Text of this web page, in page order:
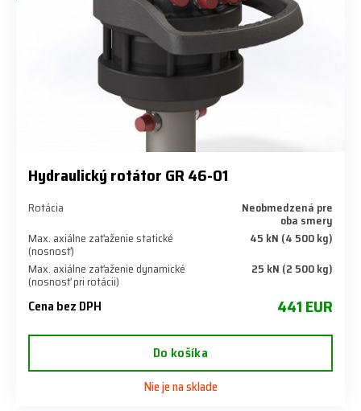
Hydraulický rotátor GR 46-01
Rotácia Neobmedzená pre
oba smery
Max. axiálne zaťaženie statické
(nosnosť)
45 kN (4 500 kg)
Max. axiálne zaťaženie dynamické
(nosnosť pri rotácii)
25 kN (2 500 kg)
Cena bez DPH 441 EUR
Do košíka
Nie je na sklade